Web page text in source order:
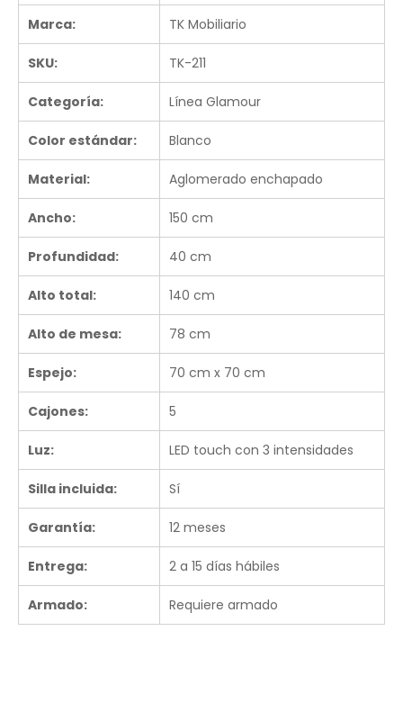
Marca: TK Mobiliario
SKU: TK-211
Categoría: Línea Glamour
Color estándar: Blanco
Material: Aglomerado enchapado
Ancho: 150 cm
Profundidad: 40 cm
Alto total: 140 cm
Alto de mesa: 78 cm
Espejo: 70 cm x 70 cm
Cajones: 5
Luz: LED touch con 3 intensidades
Silla incluida: Sí
Garantía: 12 meses
Entrega: 2 a 15 días hábiles
Armado: Requiere armado